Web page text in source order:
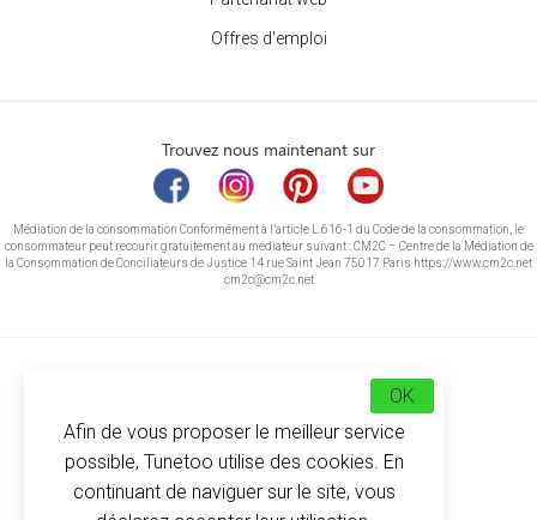
Offres d'emploi
Trouvez nous maintenant sur
Médiation de la consommation Conformément à l’article L.616-1 du Code de la consommation, le
consommateur peut recourir gratuitement au médiateur suivant : CM2C – Centre de la Médiation de
la Consommation de Conciliateurs de Justice 14 rue Saint Jean 75017 Paris https://www.cm2c.net
cm2c@cm2c.net
Afin de vous proposer le meilleur service
possible, Tunetoo utilise des cookies. En
continuant de naviguer sur le site, vous
OK